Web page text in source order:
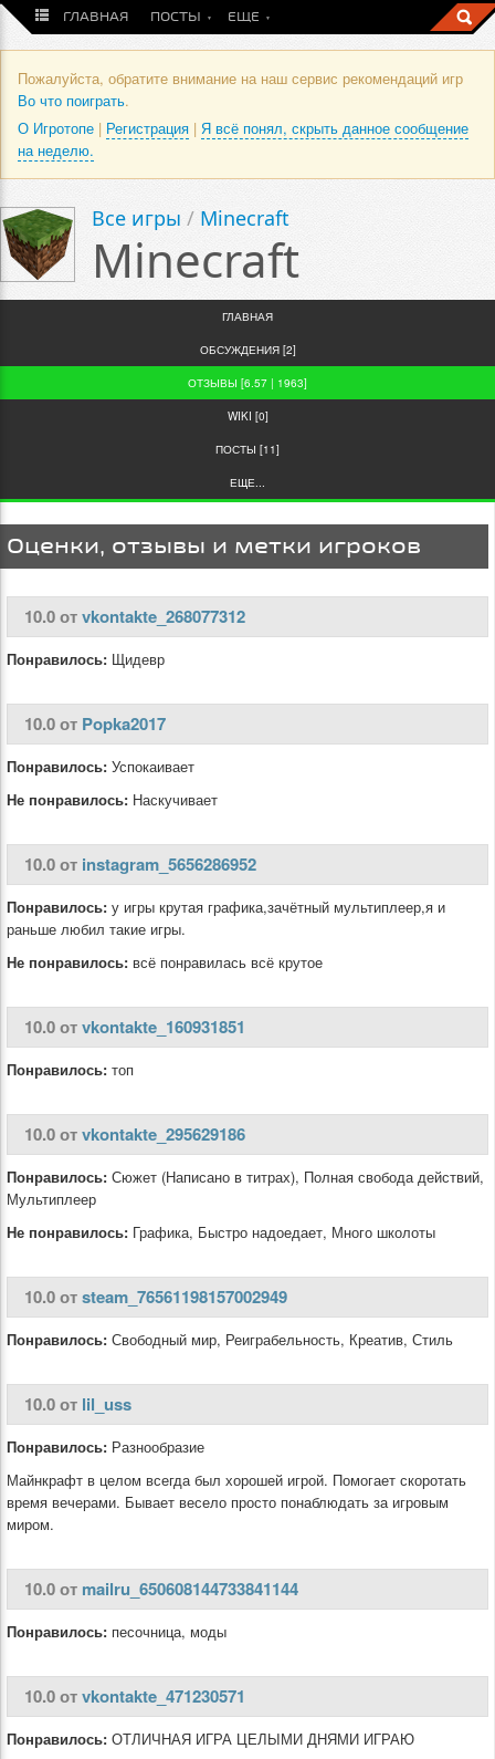
ГЛАВНАЯ ПОСТЫ ЕЩЕ
Пожалуйста, обратите внимание на наш сервис рекомендаций игр
Во что поиграть.
О Игротопе | Регистрация | Я всё понял, скрыть данное сообщение
на неделю.
Все игры / Minecraft
Minecraft
ГЛАВНАЯ
ОБСУЖДЕНИЯ [2]
ОТЗЫВЫ [6.57 | 1963]
WIKI [0]
ПОСТЫ [11]
ЕЩЕ...
Оценки, отзывы и метки игроков
10.0 отvkontakte_268077312
Понравилось: Щидевр
10.0 от Popka2017
Понравилось: Успокаивает
Не понравилось: Наскучивает
10.0 от instagram_5656286952
Понравилось: у игры крутая графика,зачётный мультиплеер,я и
раньше любил такие игры.
Не понравилось: всё понравилась всё крутое
10.0 отvkontakte_160931851
Понравилось: топ
10.0 отvkontakte_295629186
Понравилось: Сюжет (Написано в титрах), Полная свобода действий,
Мультиплеер
Не понравилось: Графика, Быстро надоедает, Много школоты
10.0 отsteam_76561198157002949
Понравилось: Свободный мир, Реиграбельность, Креатив, Стиль
10.0 от lil_uss
Понравилось: Разнообразие
Майнкрафт в целом всегда был хорошей игрой. Помогает скоротать
время вечерами. Бывает весело просто понаблюдать за игровым
миром.
10.0 от mailru_650608144733841144
Понравилось: песочница, моды
10.0 отvkontakte_471230571
Понравилось: ОТЛИЧНАЯ ИГРА ЦЕЛЫМИ ДНЯМИ ИГРАЮ